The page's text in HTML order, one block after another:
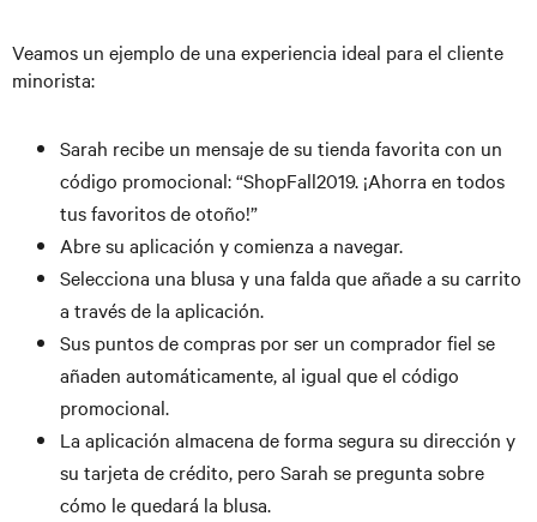
Veamos un ejemplo de una experiencia ideal para el cliente
minorista:
Sarah recibe un mensaje de su tienda favorita con un
código promocional: “ShopFall2019. ¡Ahorra en todos
tus favoritos de otoño!”
Abre su aplicación y comienza a navegar.
Selecciona una blusa y una falda que añade a su carrito
a través de la aplicación.
Sus puntos de compras por ser un comprador fiel se
añaden automáticamente, al igual que el código
promocional.
La aplicación almacena de forma segura su dirección y
su tarjeta de crédito, pero Sarah se pregunta sobre
cómo le quedará la blusa.